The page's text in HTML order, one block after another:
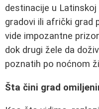
destinacije u
gradovi ili afrički grad
vide impozantne
dok drugi žele da
poznatih po noćnom
Šta čini grad